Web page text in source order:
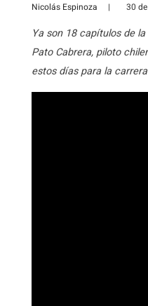
Nicolás Espinoza | 30
Ya son 18 capítulos de
Pato Cabrera, piloto
estos días para la